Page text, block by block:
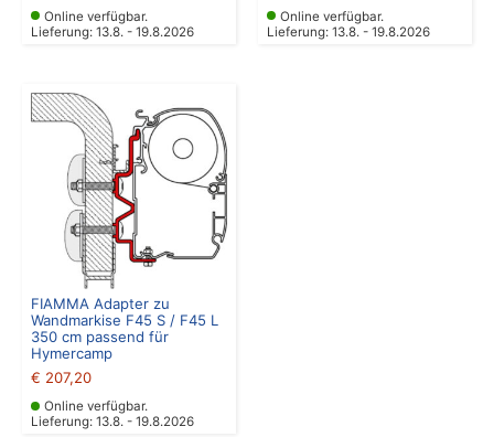
Online verfügbar.
Lieferung: 13.8. - 19.8.2026
Online verfügbar.
Lieferung: 13.8. - 19.8.2026
FIAMMA Adapter zu
Wandmarkise F45 S / F45 L
350 cm passend für
Hymercamp
€ 207,20
Online verfügbar.
Lieferung: 13.8. - 19.8.2026